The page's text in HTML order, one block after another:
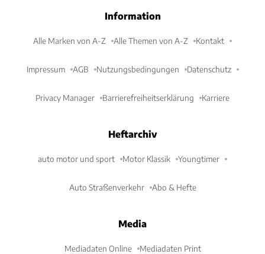
Information
Alle Marken von A-Z Alle Themen von A-Z Kontakt
Impressum AGB Nutzungsbedingungen Datenschutz
Privacy Manager Barrierefreiheitserklärung Karriere
Heftarchiv
auto motor und sport Motor Klassik Youngtimer
Auto Straßenverkehr Abo & Hefte
Media
Mediadaten Online Mediadaten Print